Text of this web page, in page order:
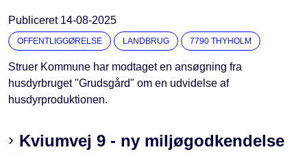
Publiceret 14-08-2025
OFFENTLIGGØRELSE LANDBRUG 7790 THYHOLM
Struer Kommune har modtaget en ansøgning fra
husdyrbruget "Grudsgård" om en udvidelse af
husdyrproduktionen.
Kviumvej 9 - ny miljøgodkendelse